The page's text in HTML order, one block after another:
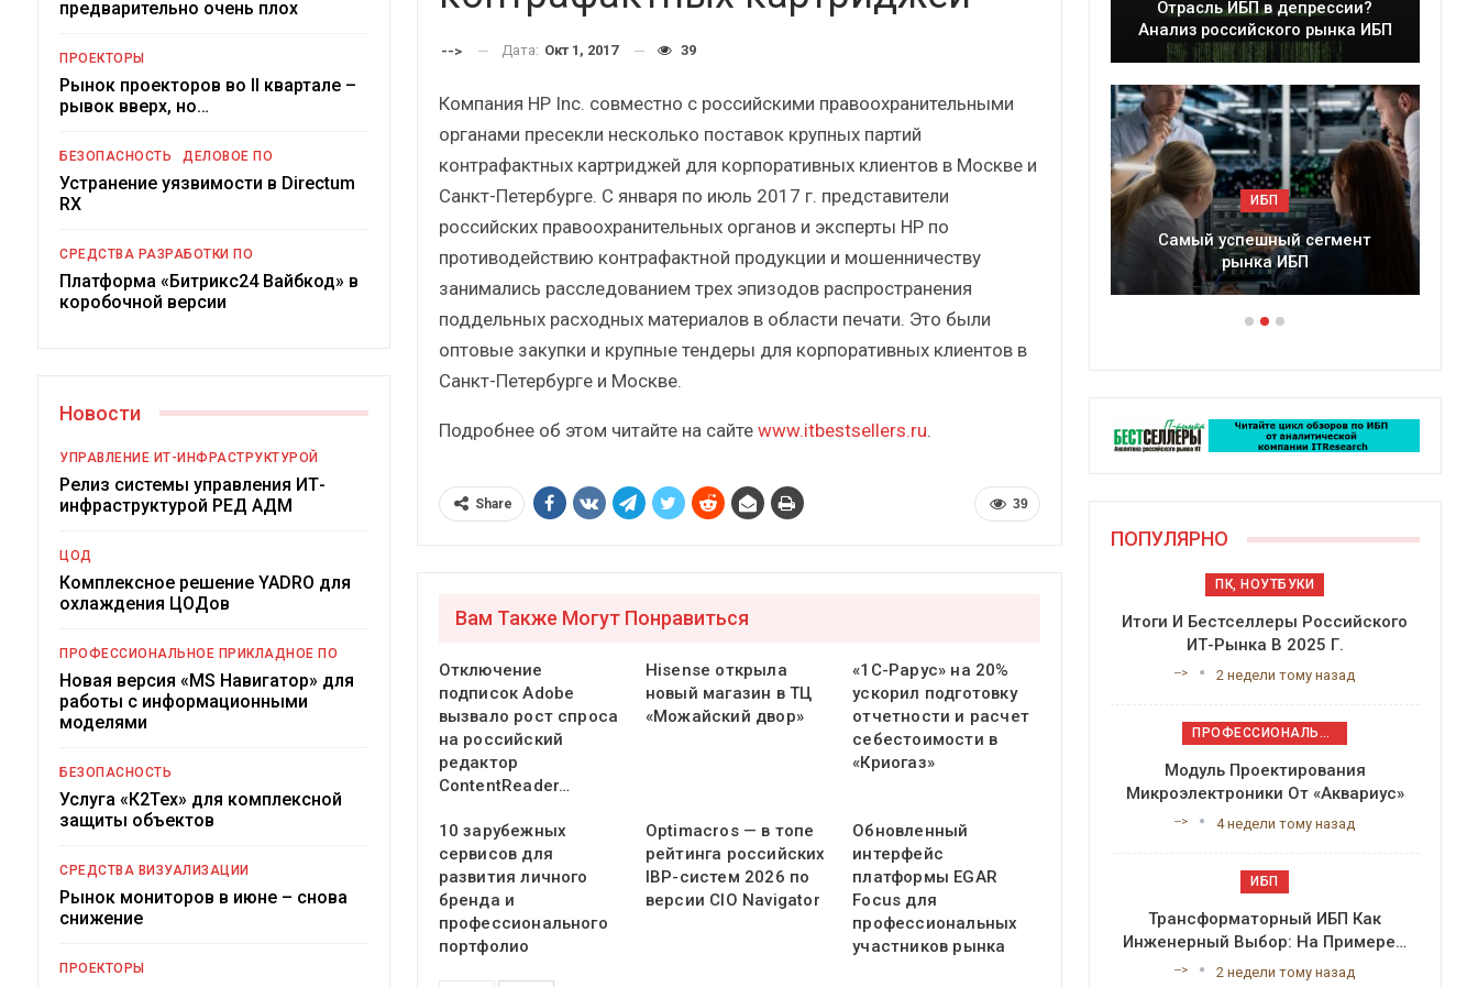
--> Дата: Окт 1, 2017 39
Компания HP Inc. совместно с российскими правоохранительными
органами пресекли несколько поставок крупных партий
контрафактных картриджей для корпоративных клиентов в Москве и
Санкт-Петербурге. С января по июль 2017 г. представители
российских правоохранительных органов и эксперты HP по
противодействию контрафактной продукции и мошенничеству
занимались расследованием трех эпизодов распространения
поддельных расходных материалов в области печати. Это были
оптовые закупки и крупные тендеры для корпоративных клиентов в
Санкт-Петербурге и Москве.
Подробнее об этом читайте на сайте www.itbestsellers.ru.
39
Share
Вам Также Могут Понравиться
Отключение
подписок Adobe
вызвало рост спроса
на российский
редактор
ContentReader…
Hisense открыла
новый магазин в ТЦ
«Можайский двор»
«1С-Рарус» на 20%
ускорил подготовку
отчетности и расчет
себестоимости в
«Криогаз»
10 зарубежных
сервисов для
развития личного
бренда и
профессионального
портфолио
Optimacros — в топе
рейтинга российских
IBP-систем 2026 по
версии CIO Navigator
Обновленный
интерфейс
платформы EGAR
Focus для
профессиональных
участников рынка
предварительно очень плох
ПРОЕКТОРЫ
Рынок проекторов во II квартале –
рывок вверх, но…
БЕЗОПАСНОСТЬ ДЕЛОВОЕ ПО
Устранение уязвимости в Directum
RX
СРЕДСТВА РАЗРАБОТКИ ПО
Платформа «Битрикс24 Вайбкод» в
коробочной версии
Новости
УПРАВЛЕНИЕ ИТ-ИНФРАСТРУКТУРОЙ
Релиз системы управления ИТ-
инфраструктурой РЕД АДМ
ЦОД
Комплексное решение YADRO для
охлаждения ЦОДов
ПРОФЕССИОНАЛЬНОЕ ПРИКЛАДНОЕ ПО
Новая версия «MS Навигатор» для
работы с информационными
моделями
БЕЗОПАСНОСТЬ
Услуга «К2Тех» для комплексной
защиты объектов
СРЕДСТВА ВИЗУАЛИЗАЦИИ
Рынок мониторов в июне – снова
снижение
ПРОЕКТОРЫ
Краткий статистический
Подкосят ли глобальные угрозы
российский рынок ИБП?
Итоги и Бестселлеры
ИБП
Отрасль ИБП в депрессии?
Часть II.
Отрасль ИБП в депрессии?
Самый успешный сегмент
рынка ИБП
Краткий статистический
сборник от…
ИБП
Подкосят ли глобальные угрозы
российский рынок ИБП?
ПОПУЛЯРНО
ПК, НОУТБУКИ
Итоги И Бестселлеры Российского
ИТ-Рынка В 2025 Г.
--> 2 недели тому назад
ПРОФЕССИОНАЛЬНОЕ ПРИКЛАДНОЕ ПО
Модуль Проектирования
Микроэлектроники От «Аквариус»
--> 4 недели тому назад
ИБП
Трансформаторный ИБП Как
Инженерный Выбор: На Примере…
--> 2 недели тому назад